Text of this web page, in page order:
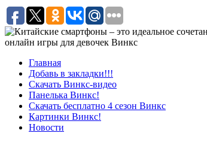
онлайн игры для девочек Винкс
Главная
Добавь в закладки!!!
Скачать Винкс-видео
Панелька Винкс!
Скачать бесплатно 4 сезон Винкс
Картинки Винкс!
Новости